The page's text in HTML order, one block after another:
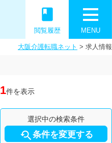
MENU
book
閲覧履歴
大阪介護転職ネット > 求人情報
1件を表示
選択中の検索条件
条件を変更する